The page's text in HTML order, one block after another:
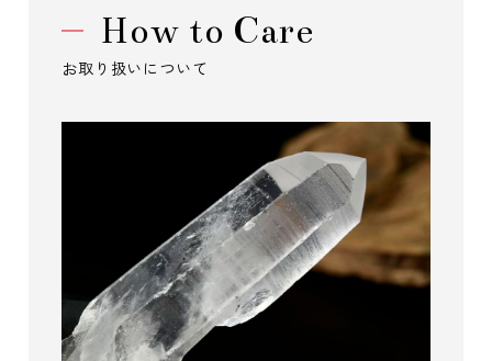
How to Care
お取り扱いについて